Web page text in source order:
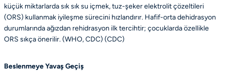
küçük miktarlarda sık sık su içmek, tuz-şeker elektrolit çözeltileri
(ORS) kullanmak iyileşme sürecini hızlandırır. Hafif-orta dehidrasyon
durumlarında ağızdan rehidrasyon ilk tercihtir; çocuklarda özellikle
ORS sıkça önerilir. (WHO, CDC) (CDC)
Beslenmeye Yavaş Geçiş